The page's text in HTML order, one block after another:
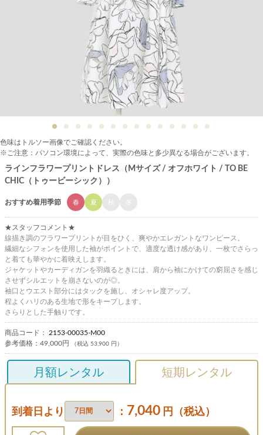
色味はトルソー画像でご確認ください。
※ご注意：パソコン環境によって、実際の色味と多少異なる場合がございます。
ラインフラワープリントドレス（Mサイズ / オフホワイト / TO BE
CHIC（トゥービーシック））
おすすめ着用季節 春 夏
★スタッフコメント★
線描き調のフラワープリントが目をひく、爽やかエレガントなワンピース。
繊細なシフォンを使用した袖がポイントで、適度な透け感があり、一枚でさらっ
と着ても華やかに着映えします。
ジャケットやカーディガンを羽織るときには、肩から袖にかけての窮屈さを感じ
させずシルエットを崩さないのが◎。
袖口とウエスト部分にはタックを施し、オシャレ度アップ。
程よくハリのある生地で形をキープします。
さらりとした手触りです。
商品コード： 2153-00035-M00
参考価格： 49,000円 （税込 53,900 円）
月額レンタル 短期レンタル
到着日より ： 7,040 円（税込）